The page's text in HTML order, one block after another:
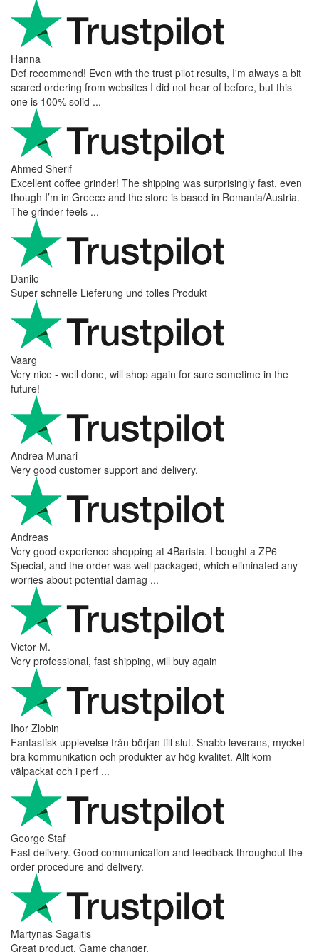
Hanna
Def recommend! Even with the trust pilot results, I'm always a bit
scared ordering from websites I did not hear of before, but this
one is 100% solid ...
Ahmed Sherif
Excellent coffee grinder! The shipping was surprisingly fast, even
though I’m in Greece and the store is based in Romania/Austria.
The grinder feels ...
Danilo
Super schnelle Lieferung und tolles Produkt
Vaarg
Very nice - well done, will shop again for sure sometime in the
future!
Andrea Munari
Very good customer support and delivery.
Andreas
Very good experience shopping at 4Barista. I bought a ZP6
Special, and the order was well packaged, which eliminated any
worries about potential damag ...
Victor M.
Very professional, fast shipping, will buy again
Ihor Zlobin
Fantastisk upplevelse från början till slut. Snabb leverans, mycket
bra kommunikation och produkter av hög kvalitet. Allt kom
välpackat och i perf ...
George Staf
Fast delivery. Good communication and feedback throughout the
order procedure and delivery.
Martynas Sagaitis
Great product. Game changer.